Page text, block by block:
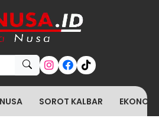
SOROT KALBAR